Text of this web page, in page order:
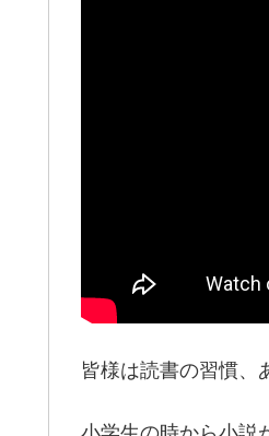
皆様は読書の習慣、